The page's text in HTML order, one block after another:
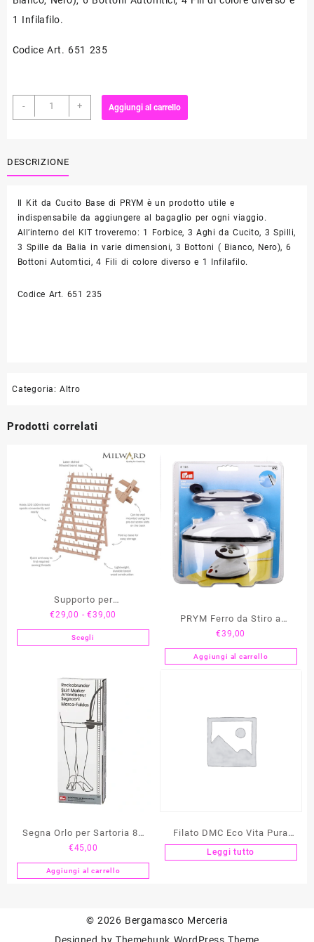
1 Infilafilo.
Codice Art. 651 235
-
Cucito
quantità
+ Aggiungi al carrello
DESCRIZIONE
Il Kit da Cucito Base di PRYM è un prodotto utile e
indispensabile da aggiungere al bagaglio per ogni viaggio.
All’interno del KIT troveremo: 1 Forbice, 3 Aghi da Cucito, 3 Spilli,
3 Spille da Balia in varie dimensioni, 3 Bottoni ( Bianco, Nero), 6
Bottoni Automtici, 4 Fili di colore diverso e 1 Infilafilo.
Codice Art. 651 235
Categoria: Altro
Prodotti correlati
Supporto per
Spolette/Rocchette di Filo
MILWARD
€29,00 - €39,00
di
prezzo:
ScegliQuesto
più
varianti.
Le
opzioni
possono
essere
scelte
nella
pagina
prodotto
PRYM Ferro da Stiro a
Vapore MINI
€39,00
Aggiungi al carrello
Segna Orlo per Sartoria 80
cm PRYM
€45,00
Aggiungi al carrello
Filato DMC Eco Vita Pura
Lana – art. 360
Leggi tutto
© 2026 Bergamasco Merceria